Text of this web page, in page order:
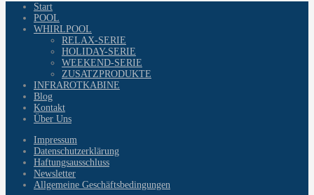
Start
POOL
WHIRLPOOL
RELAX-SERIE
HOLIDAY-SERIE
WEEKEND-SERIE
ZUSATZPRODUKTE
INFRAROTKABINE
Blog
Kontakt
Über Uns
Impressum
Datenschutzerklärung
Haftungsausschluss
Newsletter
Allgemeine Geschäftsbedingungen